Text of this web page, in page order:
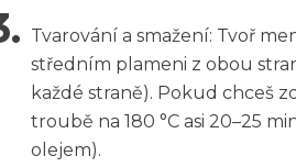
Tvarování a smažení: Tvoř
středním plameni z obou
každé straně). Pokud chceš
troubě na 180 °C asi 20–25
olejem).